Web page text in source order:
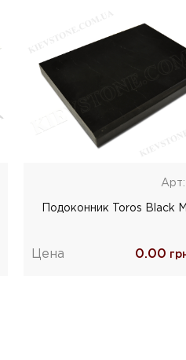
Арт:
Подоконник Toros Black
Цена 0.00